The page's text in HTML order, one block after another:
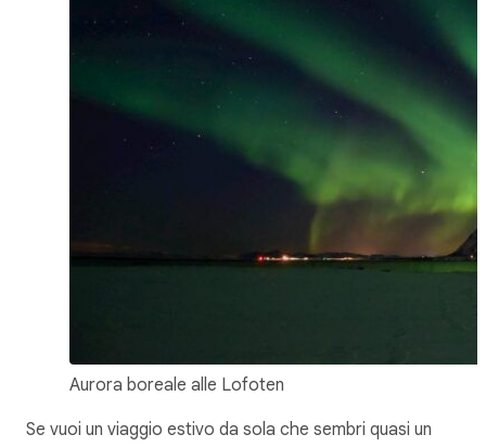
Aurora boreale alle Lofoten
Se vuoi un viaggio estivo da sola che sembri quasi un